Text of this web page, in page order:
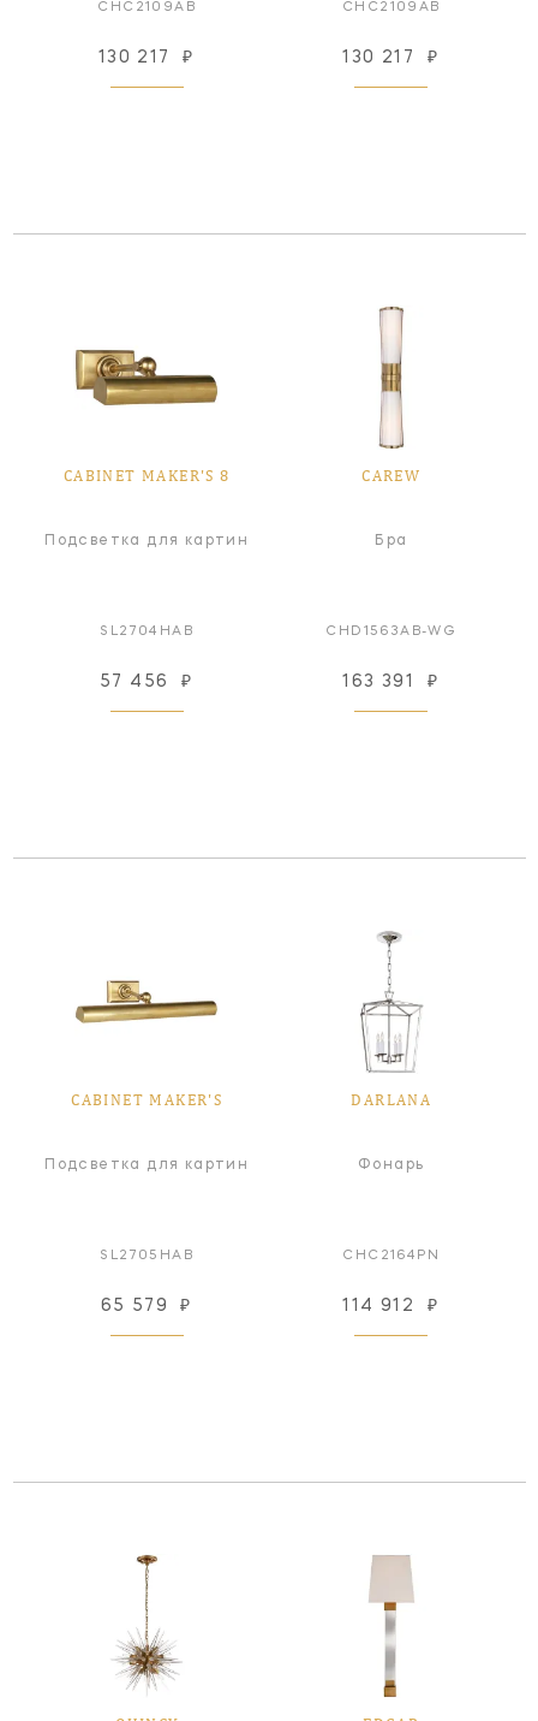
CHC2109AB
130 217 ₽
CHC2109AB
130 217 ₽
CABINET MAKER'S 8
Подсветка для картин
SL2704HAB
57 456 ₽
CAREW
Бра
CHD1563AB-WG
163 391 ₽
CABINET MAKER'S
Подсветка для картин
SL2705HAB
65 579 ₽
DARLANA
Фонарь
CHC2164PN
114 912 ₽